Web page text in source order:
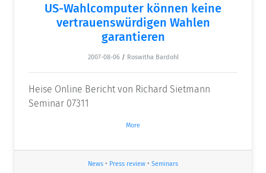
US-Wahlcomputer können keine
vertrauenswürdigen Wahlen
garantieren
2007-08-06 / Roswitha Bardohl
Heise Online Bericht von Richard Sietmann
Seminar 07311
More
News • Press review • Seminars